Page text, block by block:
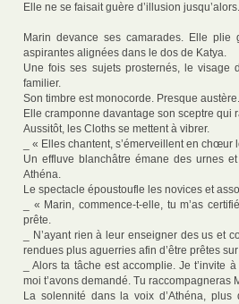
Elle ne se faisait guère d’illusion
Marin devance ses camarades. Elle
aspirantes alignées dans le dos de Katya.
Une fois ses sujets prosternés, le
familier.
Son timbre est monocorde. Presque austère.
Elle cramponne davantage son sceptre qui
Aussitôt, les Cloths se mettent à vibrer.
_ « Elles chantent, s’émerveillent en chœur
Un effluve blanchâtre émane des urnes
Athéna.
Le spectacle époustoufle les novices et
_ « Marin, commence-t-elle, tu m’as
prête.
_ N’ayant rien à leur enseigner des us et
rendues plus aguerries afin d’être prêtes
_ Alors ta tâche est accomplie. Je
moi t’avons demandé. Tu raccompagneras
La solennité dans la voix d’Athéna,